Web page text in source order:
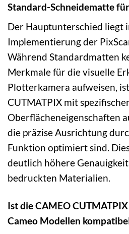
Standard-Schneidematte
Der Hauptunterschied liegt
Implementierung der
Während Standardmatten
Merkmale für die visuelle
Plotterkamera aufweisen,
CUTMATPIX mit
Oberflächeneigenschaften
die präzise Ausrichtung
Funktion optimiert sind.
deutlich höhere
bedruckten Materialien.
Ist die CAMEO
Cameo Modellen